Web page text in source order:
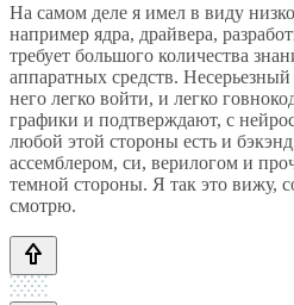
На самом деле я имел в виду
например ядра, драйвера,
требует большого количества
аппаратных средств.
него легко войти, и легко
графики и подтверждают, с
любой этой стороны есть и
ассемблером, си, верилогом и
темной стороны. Я так это вижу,
смотрю.